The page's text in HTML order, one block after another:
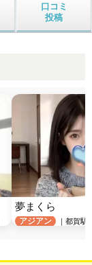
口コミ
投稿
夢まくら
アジアン ｜都賀駅